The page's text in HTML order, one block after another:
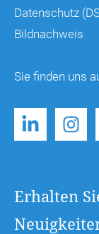
Datenschutz
Bildnachweis
Sie finden uns
Erhalten